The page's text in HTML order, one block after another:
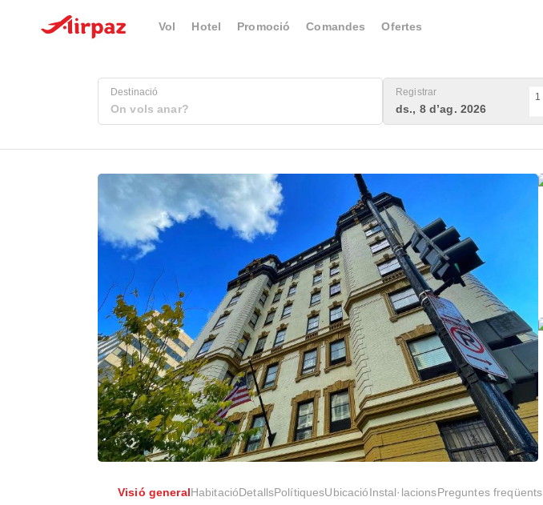
Vol Hotel Promoció Comandes Ofertes
Destinació Registrar
ds., 8 d’ag. 2026
1
Visió generalHabitacióDetallsPolítiquesUbicacióInstal·lacionsPreguntes freqüents